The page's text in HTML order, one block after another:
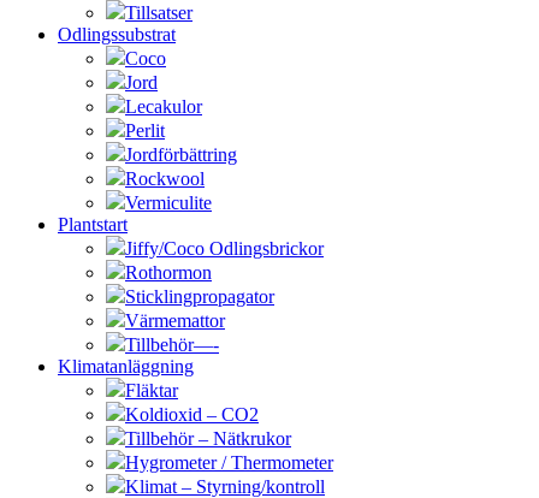
Tillsatser
Odlingssubstrat
Coco
Jord
Lecakulor
Perlit
Jordförbättring
Rockwool
Vermiculite
Plantstart
Jiffy/Coco Odlingsbrickor
Rothormon
Sticklingpropagator
Värmemattor
Tillbehör—-
Klimatanläggning
Fläktar
Koldioxid – CO2
Tillbehör – Nätkrukor
Hygrometer / Thermometer
Klimat – Styrning/kontroll